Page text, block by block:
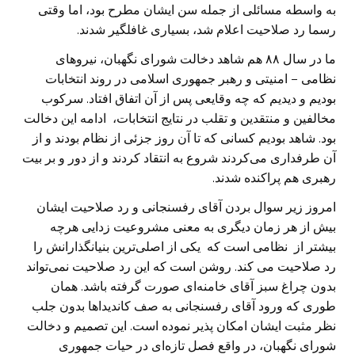
به واسطه مسائلی از جمله سن ایشان مطرح بود، اما وقتی
رسما رد صلاحیت اعلام شد، بسیاری غافلگیر شدند.
ما در سال ۸۸ هم شاهد دخالت شورای نگهبان، نیروهای
نظامی – امنیتی و رهبر جمهوری اسلامی در روند انتخابات
بودیم و دیدیم که چه وقایعی پس از آن اتفاق افتاد. سرکوب
مخالفین و منتقدین و تقلب در نتایج انتخابات، ادامه این دخالت
بود. شاهد بودیم کسانی که تا آن روز جزئی از نظام بودند و از
آن طرفداری می‌کردند شروع به انتقاد کردند و از دور و بر بیت
رهبری هم پراکنده شدند.
امروز زیر سوال بردن آقای رفسنجانی و رد صلاحیت ایشان
بیش از هر زمان دیگری به معنی مشروعیت زدایی هرچه
بیشتر از نظامی است که یکی از اصلی‌ترین بنیانگذارانش را
رد صلاحیت می‌ کند. روشن است که این رد صلاحیت نمی‌تواند
بدون چراغ سبز آقای خامنه‌ای صورت گرفته باشد. همان
طوری که ورود آقای رفسنجانی به صف کاندیداها بدون جلب
نظر مثبت ایشان امکان پذیر نموده است. این تصمیم و دخالت
شورای نگهبان، در واقع فصل تازه‌ای در حیات جمهوری